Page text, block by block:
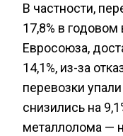
В частности,
17,8% в
Евросоюза,
14,1%, из-за
перевозки
снизились на
металлолома —